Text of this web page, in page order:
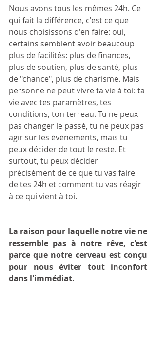
Nous avons tous les mêmes 24h. Ce
qui fait la différence, c'est ce que
nous choisissons d'en faire: oui,
certains semblent avoir beaucoup
plus de facilités: plus de finances,
plus de soutien, plus de santé, plus
de "chance", plus de charisme. Mais
personne ne peut vivre ta vie à toi: ta
vie avec tes paramètres, tes
conditions, ton terreau. Tu ne peux
pas changer le passé, tu ne peux pas
agir sur les événements, mais tu
peux décider de tout le reste. Et
surtout, tu peux décider
précisément de ce que tu vas faire
de tes 24h et comment tu vas réagir
à ce qui vient à toi.
La raison pour laquelle notre vie ne
ressemble pas à notre rêve, c'est
parce que notre cerveau est conçu
pour nous éviter tout inconfort
dans l'immédiat.